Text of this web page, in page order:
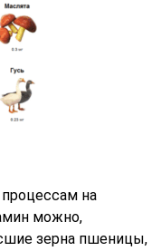
на
можно,
зерна пшеницы,